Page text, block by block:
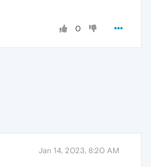
0
Jan 14, 2023, 8:20 AM